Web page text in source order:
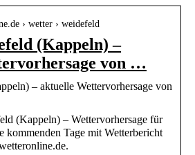
› wetter › weidefeld
(Kappeln) –
von …
– aktuelle Wettervorhersage von
(Kappeln) – Wettervorhersage für
kommenden Tage mit Wetterbericht